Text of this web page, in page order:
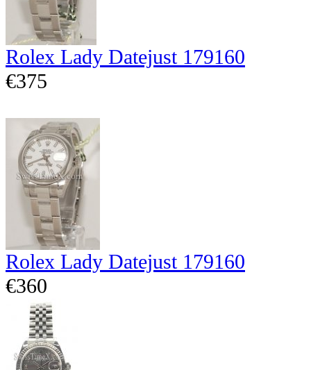
Rolex Lady Datejust 179160
€375
Rolex Lady Datejust 179160
€360